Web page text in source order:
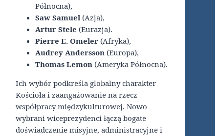
Północna),
Saw Samuel (Azja),
Artur Stele (Eurazja).
Pierre E. Omeler (Afryka),
Audrey Andersson (Europa),
Thomas Lemon (Ameryka Północna).
Ich wybór podkreśla globalny charakter
Kościoła i zaangażowanie na rzecz
współpracy międzykulturowej. Nowo
wybrani wiceprezydenci łączą bogate
doświadczenie misyjne, administracyjne i